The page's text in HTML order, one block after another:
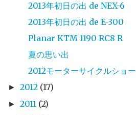
2013年初日の出 de NEX-6
2013年初日の出 de E-300
Planar KTM 1190 RC8 R
夏の思い出
2012モーターサイクルショー
► 2012 (17)
► 2011 (2)